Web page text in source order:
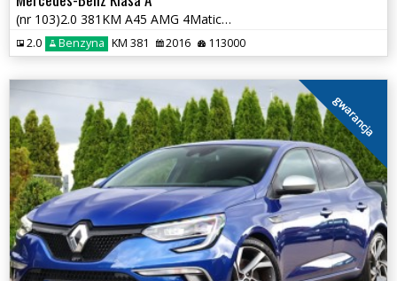
(nr 103)2.0 381KM A45 AMG 4Matic Navi Panorama Tempomat Gwarancja!!!
2.0 Benzyna KM 381 2016 113000
gwarancja